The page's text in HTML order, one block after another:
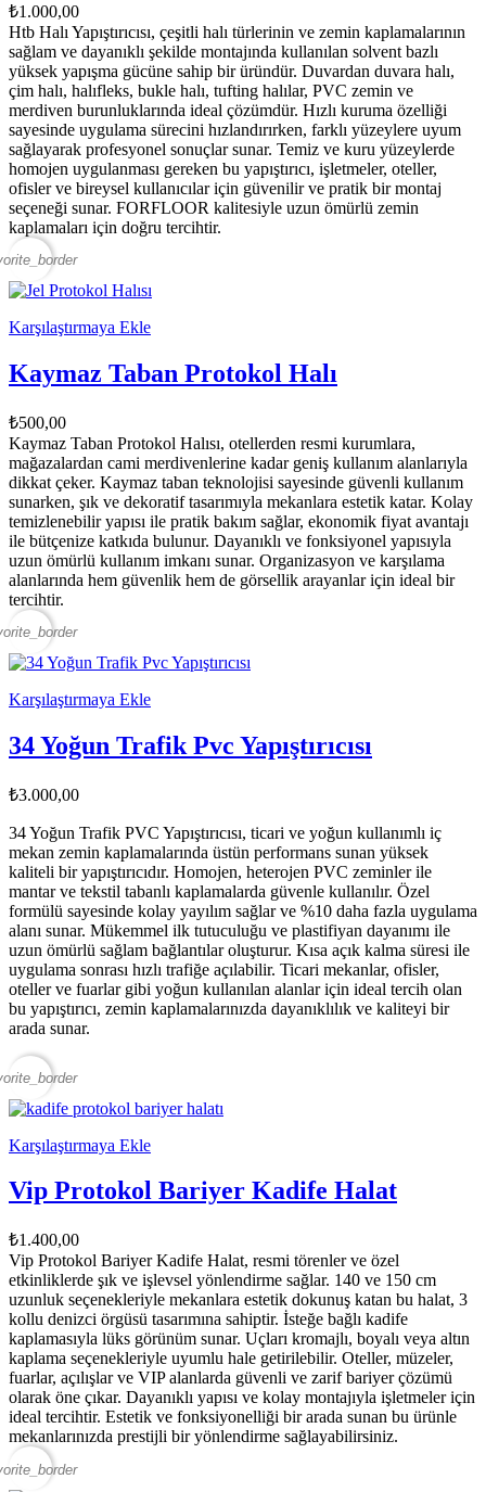
₺1.000,00
Htb Halı Yapıştırıcısı, çeşitli halı türlerinin ve zemin kaplamalarının
sağlam ve dayanıklı şekilde montajında kullanılan solvent bazlı
yüksek yapışma gücüne sahip bir üründür. Duvardan duvara halı,
çim halı, halıfleks, bukle halı, tufting halılar, PVC zemin ve
merdiven burunluklarında ideal çözümdür. Hızlı kuruma özelliği
sayesinde uygulama sürecini hızlandırırken, farklı yüzeylere uyum
sağlayarak profesyonel sonuçlar sunar. Temiz ve kuru yüzeylerde
homojen uygulanması gereken bu yapıştırıcı, işletmeler, oteller,
ofisler ve bireysel kullanıcılar için güvenilir ve pratik bir montaj
seçeneği sunar. FORFLOOR kalitesiyle uzun ömürlü zemin
kaplamaları için doğru tercihtir.
Karşılaştırmaya Ekle
Kaymaz Taban Protokol Halı
₺500,00
Kaymaz Taban Protokol Halısı, otellerden resmi kurumlara,
mağazalardan cami merdivenlerine kadar geniş kullanım alanlarıyla
dikkat çeker. Kaymaz taban teknolojisi sayesinde güvenli kullanım
sunarken, şık ve dekoratif tasarımıyla mekanlara estetik katar. Kolay
temizlenebilir yapısı ile pratik bakım sağlar, ekonomik fiyat avantajı
ile bütçenize katkıda bulunur. Dayanıklı ve fonksiyonel yapısıyla
uzun ömürlü kullanım imkanı sunar. Organizasyon ve karşılama
alanlarında hem güvenlik hem de görsellik arayanlar için ideal bir
tercihtir.
Karşılaştırmaya Ekle
34 Yoğun Trafik Pvc Yapıştırıcısı
₺3.000,00
34 Yoğun Trafik PVC Yapıştırıcısı, ticari ve yoğun kullanımlı iç
mekan zemin kaplamalarında üstün performans sunan yüksek
kaliteli bir yapıştırıcıdır. Homojen, heterojen PVC zeminler ile
mantar ve tekstil tabanlı kaplamalarda güvenle kullanılır. Özel
formülü sayesinde kolay yayılım sağlar ve %10 daha fazla uygulama
alanı sunar. Mükemmel ilk tutuculuğu ve plastifiyan dayanımı ile
uzun ömürlü sağlam bağlantılar oluşturur. Kısa açık kalma süresi ile
uygulama sonrası hızlı trafiğe açılabilir. Ticari mekanlar, ofisler,
oteller ve fuarlar gibi yoğun kullanılan alanlar için ideal tercih olan
bu yapıştırıcı, zemin kaplamalarınızda dayanıklılık ve kaliteyi bir
arada sunar.
Karşılaştırmaya Ekle
Vip Protokol Bariyer Kadife Halat
₺1.400,00
Vip Protokol Bariyer Kadife Halat, resmi törenler ve özel
etkinliklerde şık ve işlevsel yönlendirme sağlar. 140 ve 150 cm
uzunluk seçenekleriyle mekanlara estetik dokunuş katan bu halat, 3
kollu denizci örgüsü tasarımına sahiptir. İsteğe bağlı kadife
kaplamasıyla lüks görünüm sunar. Uçları kromajlı, boyalı veya altın
kaplama seçenekleriyle uyumlu hale getirilebilir. Oteller, müzeler,
fuarlar, açılışlar ve VIP alanlarda güvenli ve zarif bariyer çözümü
olarak öne çıkar. Dayanıklı yapısı ve kolay montajıyla işletmeler için
ideal tercihtir. Estetik ve fonksiyonelliği bir arada sunan bu ürünle
mekanlarınızda prestijli bir yönlendirme sağlayabilirsiniz.